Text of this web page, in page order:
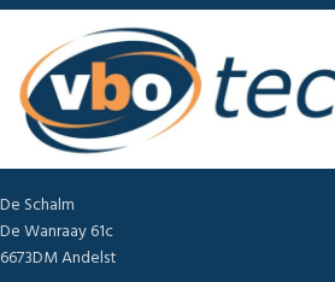
De Schalm
De Wanraay 61c
6673DM Andelst